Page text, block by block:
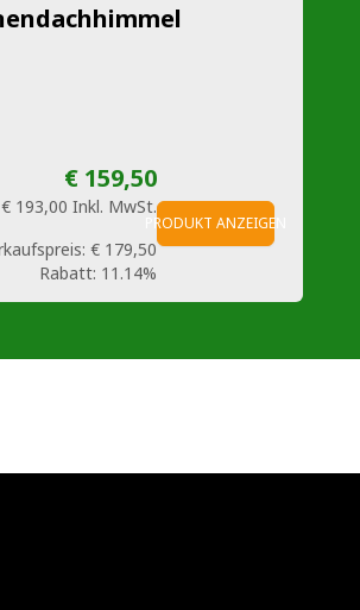
€ 159,50
€ 193,00 Inkl. MwSt.
€ 179,50
Rabatt: 11.14%
PRODUKT ANZEIGEN